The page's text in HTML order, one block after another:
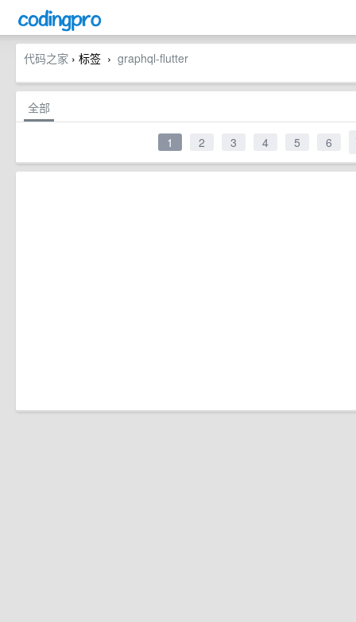
代码之家 › 标签 › graphql-flutter
全部
1 2 3 4 5 6